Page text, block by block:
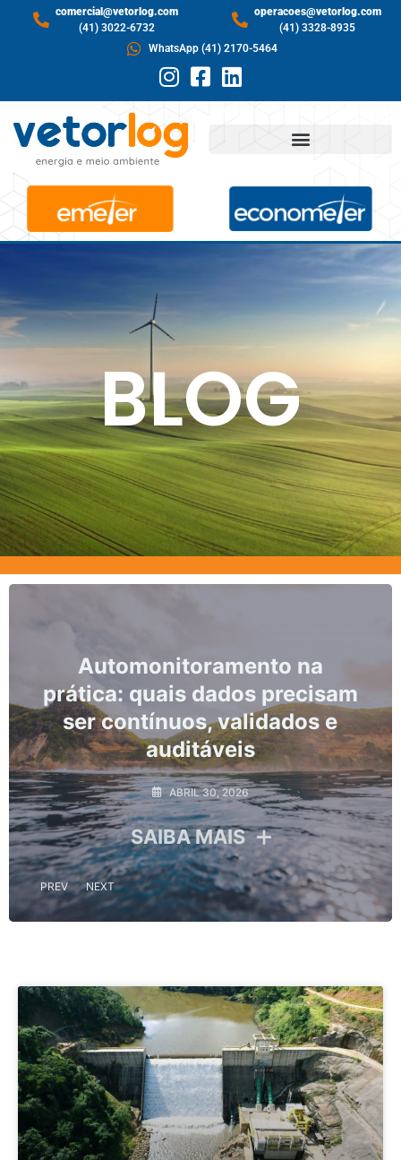
comercial@vetorlog.com
(41) 3022-6732
operacoes@vetorlog.com
(41) 3328-8935
WhatsApp (41) 2170-5464
BLOG
e
Marcos, prazos e os
não conformidade
monitoramento
ABRIL 10, 2026
SAIBA MAIS
PREV NEXT